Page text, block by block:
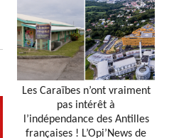
Les Caraïbes n’ont vraiment
pas intérêt à
l’indépendance des Antilles
françaises ! L’Opi’News de